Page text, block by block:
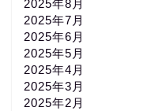
2025年8月
2025年7月
2025年6月
2025年5月
2025年4月
2025年3月
2025年2月